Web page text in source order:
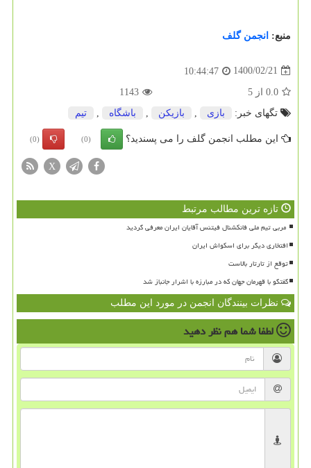
منبع: انجمن گلف
1400/02/21
10:44:47
0.0 از 5
1143
تگهای خبر:
بازی بازیكن باشگاه تیم
این مطلب انجمن گلف را می پسندید؟ (0)
(0)
X
تازه ترین مطالب مرتبط
افتخاری دیگر برای اسکواش ایران
توقع از تارتار بالاست
گفتگو با قهرمان جهان که در مبارزه با اشرار جانباز شد
نظرات بینندگان انجمن در مورد این مطلب
لطفا شما همنظر دهید